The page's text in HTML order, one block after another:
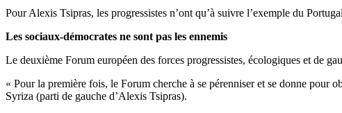
Pour Alexis Tsipras, les progressistes n’ont qu’à suivre l’exemple du
Les sociaux-démocrates ne sont pas les ennemis
Le deuxième Forum européen des forces progressistes, écologiques et de
« Pour la première fois, le Forum cherche à se pérenniser et se donne pour
Syriza (parti de gauche d’Alexis Tsipras).